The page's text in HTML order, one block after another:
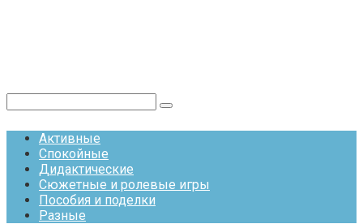
Активные
Спокойные
Дидактические
Сюжетные и ролевые игры
Пособия и поделки
Разные